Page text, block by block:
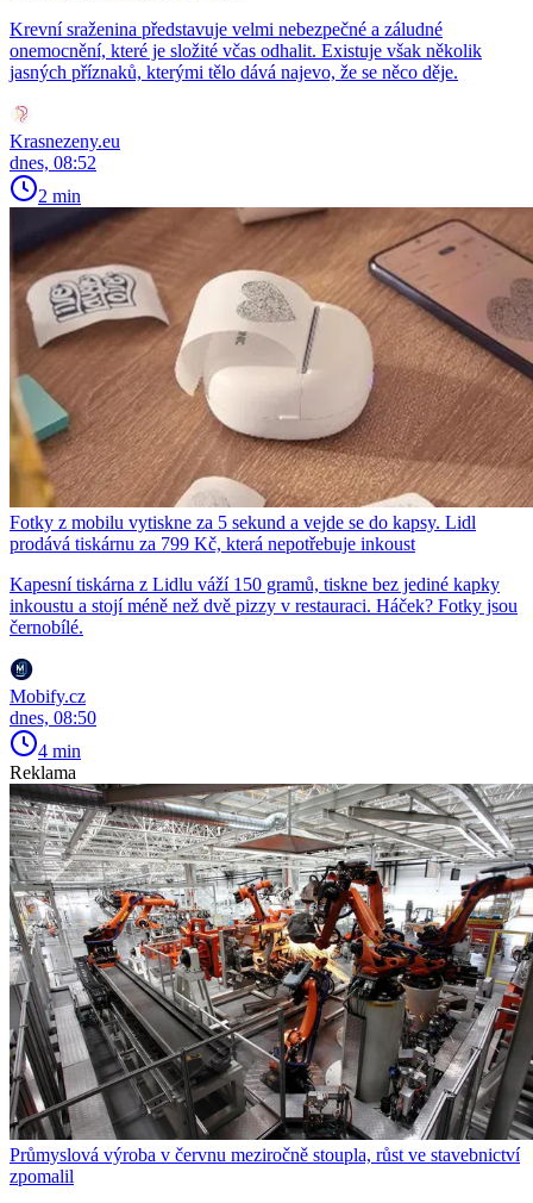
Krevní sraženina představuje velmi nebezpečné a záludné
onemocnění, které je složité včas odhalit. Existuje však několik
jasných příznaků, kterými tělo dává najevo, že se něco děje.
Krasnezeny.eu
dnes, 08:52
2 min
Fotky z mobilu vytiskne za 5 sekund a vejde se do kapsy. Lidl
prodává tiskárnu za 799 Kč, která nepotřebuje inkoust
Kapesní tiskárna z Lidlu váží 150 gramů, tiskne bez jediné kapky
inkoustu a stojí méně než dvě pizzy v restauraci. Háček? Fotky jsou
černobílé.
Mobify.cz
dnes, 08:50
4 min
Reklama
Průmyslová výroba v červnu meziročně stoupla, růst ve stavebnictví
zpomalil